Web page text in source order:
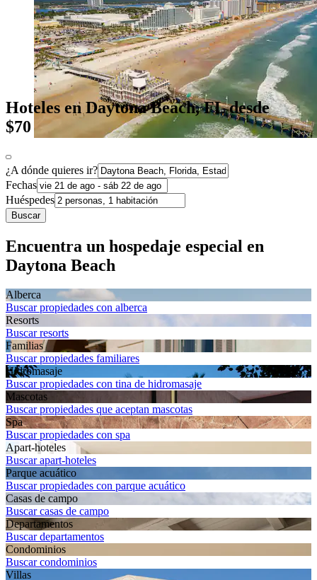
Hoteles en Daytona Beach, FL desde
$70
¿A dónde quieres ir?
Fechas
Huéspedes
Buscar
Encuentra un hospedaje especial en
Daytona Beach
Alberca
Buscar propiedades con alberca
Resorts
Buscar resorts
Familias
Buscar propiedades familiares
Hidromasaje
Buscar propiedades con tina de hidromasaje
Mascotas
Buscar propiedades que aceptan mascotas
Spa
Buscar propiedades con spa
Apart-hoteles
Buscar apart-hoteles
Parque acuático
Buscar propiedades con parque acuático
Casas de campo
Buscar casas de campo
Departa­mentos
Buscar departamentos
Condominios
Buscar condominios
Villas